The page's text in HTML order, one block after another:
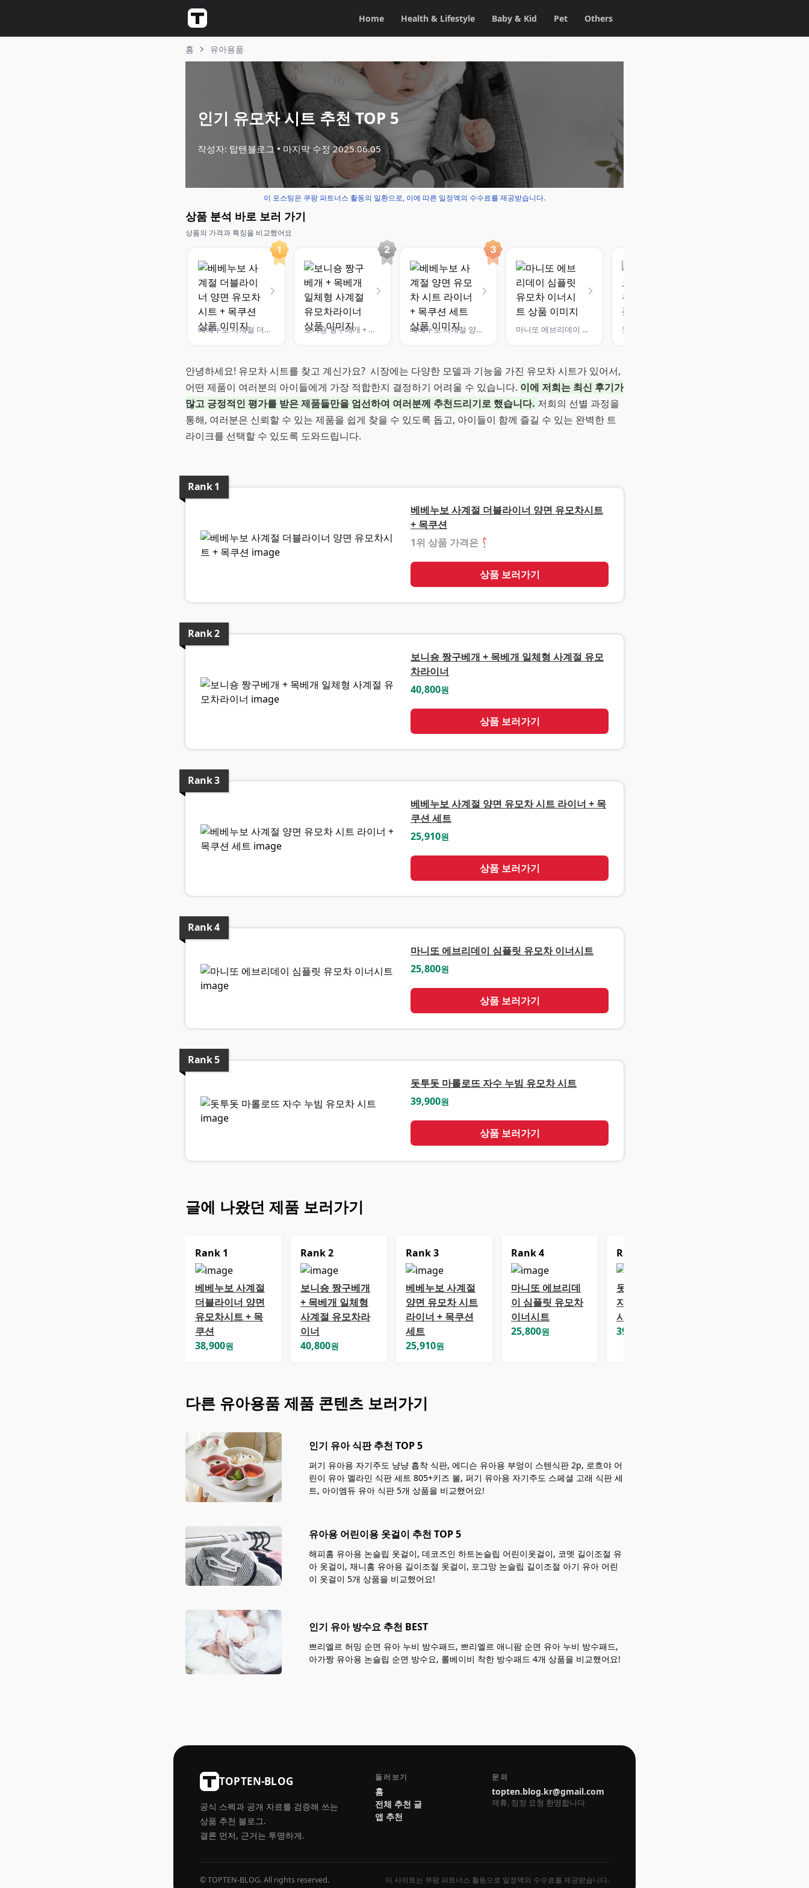
Home Health & Lifestyle Baby & Kid Pet Others
홈 유아용품
인기 유모차 시트 추천 TOP 5
작성자: 탑텐블로그 마지막 수정 2025.06.05
이 포스팅은 쿠팡 파트너스 활동의 일환으로, 이에 따른 일정액의 수수료를 제공받습니다.
상품 분석 바로 보러 가기
상품의 가격과 특징을 비교했어요
베베누보 사계절 더블라이너 양면 유모차시트 + 목쿠션 보니숑 짱구베개 + 목베개 일체형 사계절 유모차라이너 베베누보 사계절 양면 유모차 시트 라이너 + 목쿠션 세트 마니또 에브리데이 심플릿 유모차 이너시트
안녕하세요! 유모차 시트를 찾고 계신가요? 시장에는 다양한 모델과 기능을 가진 유모차 시트가 있어서,
어떤 제품이 여러분의 아이들에게 가장 적합한지 결정하기 어려울 수 있습니다. 이에 저희는 최신 후기가
많고 긍정적인 평가를 받은 제품들만을 엄선하여 여러분께 추천드리기로 했습니다. 저희의 선별 과정을
통해, 여러분은 신뢰할 수 있는 제품을 쉽게 찾을 수 있도록 돕고, 아이들이 함께 즐길 수 있는 완벽한 트
라이크를 선택할 수 있도록 도와드립니다.
Rank1
베베누보 사계절 더블라이너 양면 유모차시트
+ 목쿠션
1위 상품 가격은 ❓
상품 보러가기
Rank2
보니숑 짱구베개 + 목베개 일체형 사계절 유모
차라이너
40,800원
상품 보러가기
Rank3
베베누보 사계절 양면 유모차 시트 라이너 + 목
쿠션 세트
25,910원
상품 보러가기
Rank4
마니또 에브리데이 심플릿 유모차 이너시트
25,800원
상품 보러가기
Rank5
돗투돗 마롤로뜨 자수 누빔 유모차 시트
39,900원
상품 보러가기
글에 나왔던 제품 보러가기
Rank 1
베베누보 사계절
더블라이너 양면
유모차시트 + 목
쿠션
38,900원
Rank2
보니숑 짱구베개
+ 목베개 일체형
사계절 유모차라
이너
40,800원
Rank3
베베누보 사계절
양면 유모차 시트
라이너 + 목쿠션
세트
25,910원
Rank4
마니또 에브리데
이 심플릿 유모차
이너시트
25,800원
Rank
돗투돗 마롤로뜨
자수 누빔 유모차
시트
39,900
다른 유아용품 제품 콘텐츠 보러가기
인기 유아 식판 추천 TOP 5
퍼기 유아용 자기주도 냥냥 흡착 식판, 에디슨 유아용 부엉이 스텐식판 2p, 로흐야 어
린이 유아 멜라민 식판 세트 805+키즈 볼, 퍼기 유아용 자기주도 스페셜 고래 식판 세
트, 아이엠듀 유아 식판 5개 상품을 비교했어요!
유아용 어린이용 옷걸이 추천 TOP 5
해피홈 유아용 논슬립 옷걸이, 데코즈인 하트논슬립 어린이옷걸이, 코멧 길이조절 유
아 옷걸이, 재니홈 유아용 길이조절 옷걸이, 포그망 논슬립 길이조절 아기 유아 어린
이 옷걸이 5개 상품을 비교했어요!
인기 유아 방수요 추천 BEST
쁘리엘르 허밍 순면 유아 누비 방수패드, 쁘리엘르 애니팜 순면 유아 누비 방수패드,
아가짱 유아용 논슬립 순면 방수요, 롤베이비 착한 방수패드 4개 상품을 비교했어요!
TOPTEN-BLOG
공식 스펙과 공개 자료를 검증해 쓰는
상품 추천 블로그.
결론 먼저, 근거는 투명하게.
둘러보기
홈
전체 추천 글
앱 추천
문의
topten.blog.kr@gmail.com
제휴, 정정 요청 환영합니다
© TOPTEN-BLOG. All rights reserved. 이 사이트는 쿠팡 파트너스 활동으로 일정액의 수수료를 제공받습니다.